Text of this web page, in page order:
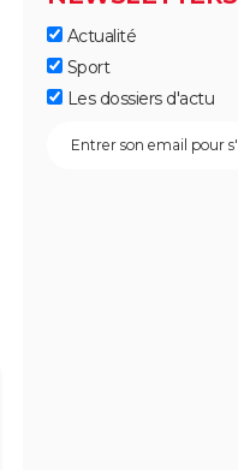
Actualité
Sport
Les dossiers d'actu